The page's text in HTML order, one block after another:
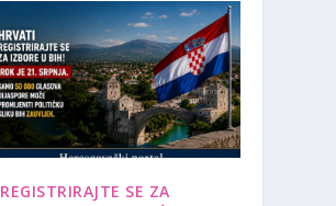
REGISTRIRAJTE SE ZA